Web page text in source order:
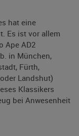
hat eine
Es ist vor allem
Ape AD2
in München,
Fürth,
Landshut)
Klassikers
bei Anwesenheit